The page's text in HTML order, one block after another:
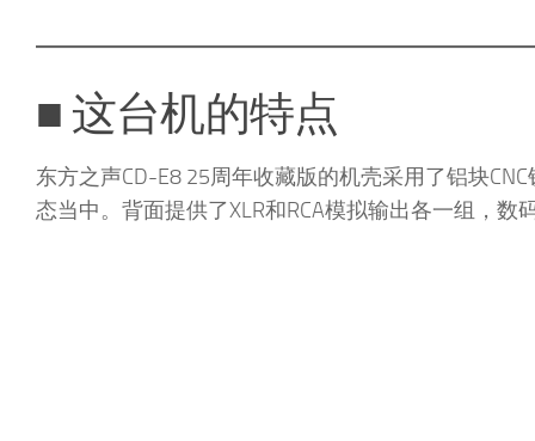
■ 这台机的特点
东方之声CD-E8 25周年收藏版的机壳采用了铝块
态当中。背面提供了XLR和RCA模拟输出各一组，数